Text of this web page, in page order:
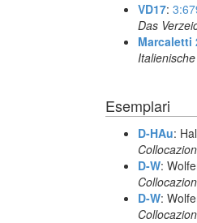
VD17:
Das
Marcaletti
Esemplari
D-HAu:
D-W:
D-W: